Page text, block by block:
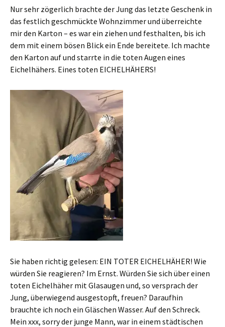
Nur sehr zögerlich brachte der Jung das letzte Geschenk in
das festlich geschmückte Wohnzimmer und überreichte
mir den Karton – es war ein ziehen und festhalten, bis ich
dem mit einem bösen Blick ein Ende bereitete. Ich machte
den Karton auf und starrte in die toten Augen eines
Eichelhähers. Eines toten EICHELHÄHERS!
Sie haben richtig gelesen: EIN TOTER EICHELHÄHER! Wie
würden Sie reagieren? Im Ernst. Würden Sie sich über einen
toten Eichelhäher mit Glasaugen und, so versprach der
Jung, überwiegend ausgestopft, freuen? Daraufhin
brauchte ich noch ein Gläschen Wasser. Auf den Schreck.
Mein xxx, sorry der junge Mann, war in einem städtischen